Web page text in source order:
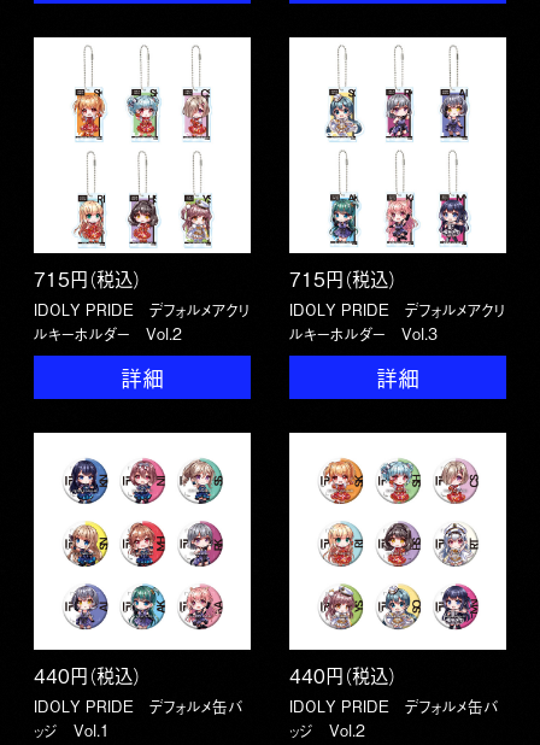
715円（税込）
IDOLY PRIDE デフォルメアクリ
ルキーホルダー Vol.2
詳細
715円（税込）
IDOLY PRIDE デフォルメアクリ
ルキーホルダー Vol.3
詳細
440円（税込）
IDOLY PRIDE デフォルメ缶バ
ッジ Vol.1
440円（税込）
IDOLY PRIDE デフォルメ缶バ
ッジ Vol.2